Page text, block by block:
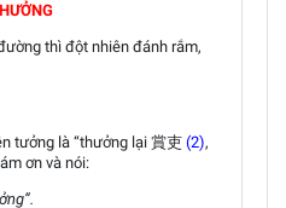
thì đột nhiên đánh rắm,
tưởng là “thưởng lại 賞吏 (2),
ơn và nói: